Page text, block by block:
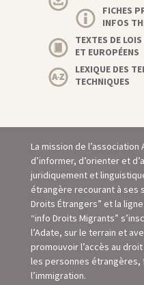
FICHES
INFOS
TEXTES DE
ET EUROPÉENS
LEXIQUE DES
TECHNIQUES
La mission de l’association
d’informer, d’orienter et
juridiquement et
étrangère recourant à ses
Droits Étrangers” et la
“info Droits Migrants”
l’Adate, sur le terrain et
promouvoir l’accès au
les personnes étrangères,
l’immigration.